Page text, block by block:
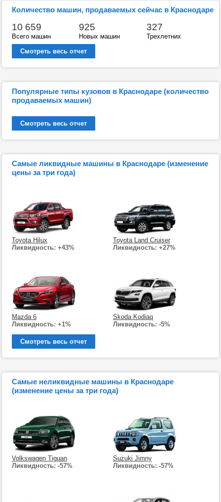
Количество машин, продаваемых сейчас в Краснодаре
10 659 925 327
Всего машин Новых машин
Трехлетних
Смотреть весь отчет
Популярные типы кузовов в Краснодаре (количество
продаваемых машин)
Смотреть весь отчет
Самые ликвидные машины в Краснодаре (изменение
цены за три года)
Toyota Hilux
Ликвидность: +43%
Toyota Land Cruiser
Ликвидность: +27%
Mazda 6
Ликвидность: +1%
Skoda Kodiaq
Ликвидность: -5%
Смотреть весь отчет
Самые неликвидные машины в Краснодаре
(изменение цены за три года)
Volkswagen Tiguan
Ликвидность: -57%
Suzuki Jimny
Ликвидность: -57%